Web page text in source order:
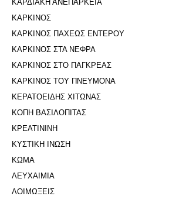
ΚΑΡΔΙΑΚΗ ΑΝΕΠΑΡΚΕΙΑ
ΚΑΡΚΙΝΟΣ
ΚΑΡΚΙΝΟΣ ΠΑΧΕΩΣ ΕΝΤΕΡΟΥ
ΚΑΡΚΙΝΟΣ ΣΤΑ ΝΕΦΡΑ
ΚΑΡΚΙΝΟΣ ΣΤΟ ΠΑΓΚΡΕΑΣ
ΚΑΡΚΙΝΟΣ ΤΟΥ ΠΝΕΥΜΟΝΑ
ΚΕΡΑΤΟΕΙΔΗΣ ΧΙΤΩΝΑΣ
ΚΟΠΗ ΒΑΣΙΛΟΠΙΤΑΣ
ΚΡΕΑΤΙΝΙΝΗ
ΚΥΣΤΙΚΗ ΙΝΩΣΗ
ΚΩΜΑ
ΛΕΥΧΑΙΜΙΑ
ΛΟΙΜΩΞΕΙΣ